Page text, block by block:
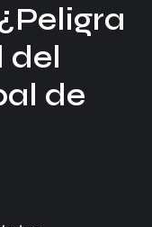
del
de